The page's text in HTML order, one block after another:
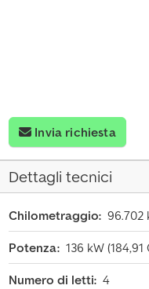
Invia richiesta
Dettagli tecnici
Chilometraggio: 96.702
Potenza: 136 kW (184,91
Numero di letti: 4